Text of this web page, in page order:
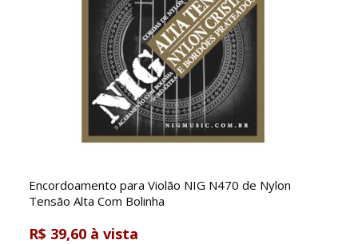
Encordoamento para Violão NIG N470 de Nylon
Tensão Alta Com Bolinha
R$ 39,60